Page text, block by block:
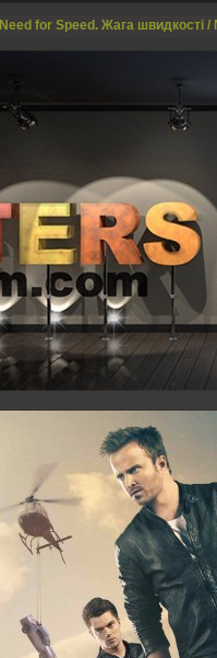
Need for Speed. Жага швидкості /